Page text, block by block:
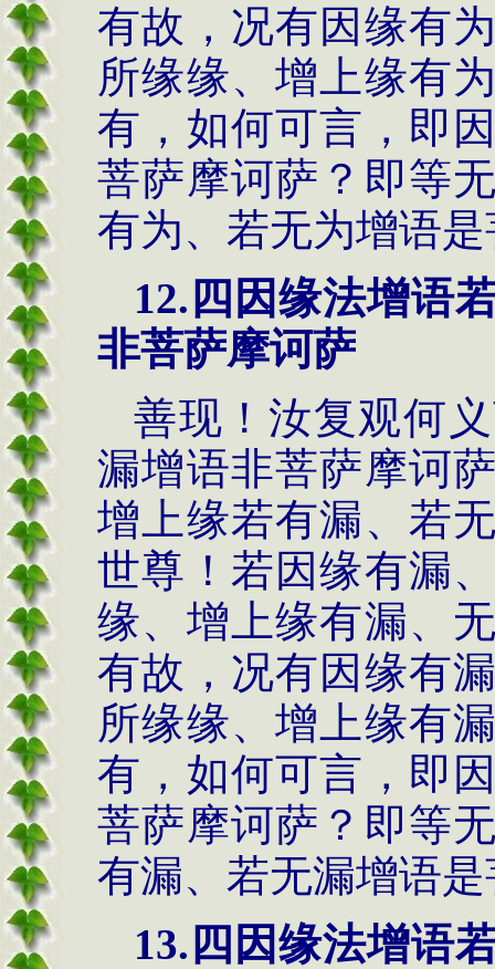
有故，况有因缘有
所缘缘、增上缘有
有，如何可言，即
菩萨摩诃萨？即等
有为、若无为增语
12. 四因缘法增语
非菩萨摩诃萨
善现！汝复观何
漏增语非菩萨摩诃
增上缘若有漏、若
世尊！若因缘有漏
缘、增上缘有漏、
有故，况有因缘有
所缘缘、增上缘有
有，如何可言，即
菩萨摩诃萨？即等
有漏、若无漏增语
13. 四因缘法增语